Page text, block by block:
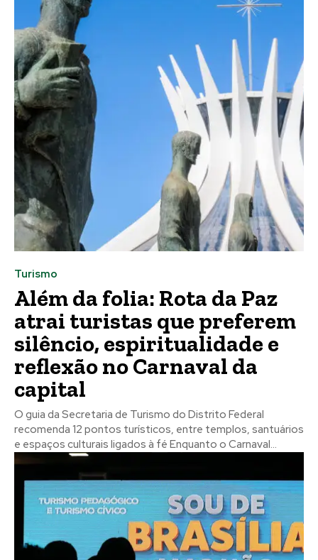
Turismo
Além da folia: Rota da Paz
atrai turistas que preferem
silêncio, espiritualidade e
reflexão no Carnaval da
capital
O guia da Secretaria de Turismo do Distrito Federal
recomenda 12 pontos turísticos, entre templos, santuários
e espaços culturais ligados à fé Enquanto o Carnaval...